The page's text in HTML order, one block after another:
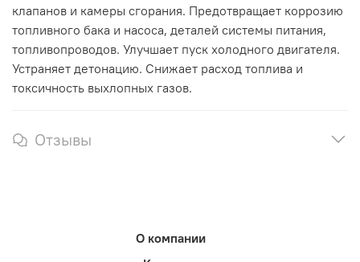
клапанов и камеры сгорания. Предотвращает коррозию
топливного бака и насоса, деталей системы питания,
топливопроводов. Улучшает пуск холодного двигателя.
Устраняет детонацию. Снижает расход топлива и
токсичность выхлопных газов.
Отзывы
О компании